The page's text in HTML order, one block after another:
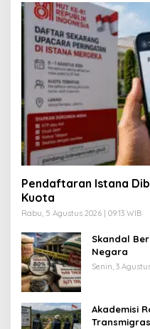
Pendaftaran Istana
Kuota
Rabu, 5 Agustus 2026 | 09:13 WIB
Skandal
Negara
Senin, 3
Akademisi